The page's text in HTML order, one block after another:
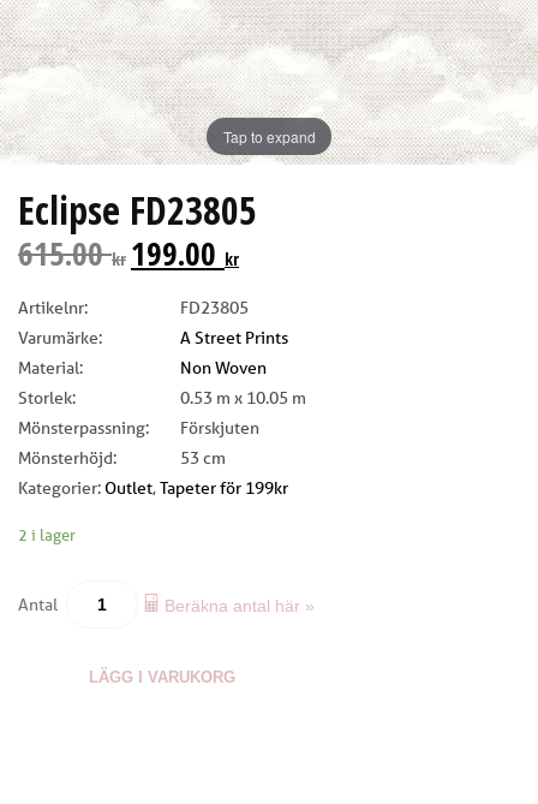
Tap to expand
Eclipse FD23805
615.00kr 199.00 kr
Artikelnr:
FD23805
Varumärke:
A Street Prints
Material:
Non Woven
Storlek:
0.53 m x 10.05 m
Mönsterpassning:
Förskjuten
Mönsterhöjd:
53 cm
Kategorier: Outlet,Tapeter för 199kr
2 i lager
Antal Beräkna antal här »
LÄGG I VARUKORG